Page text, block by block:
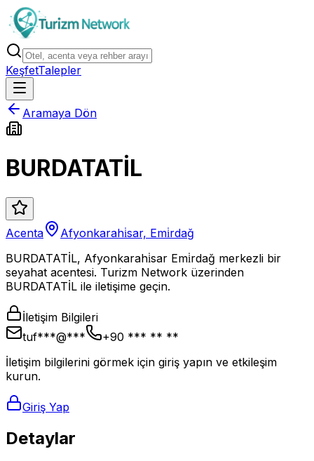
KeşfetTalepler
Aramaya Dön
BURDATATİL
Acenta
Afyonkarahi̇sar, Emi̇rdağ
BURDATATİL, Afyonkarahi̇sar Emi̇rdağ merkezli bir
seyahat acentesi. Turizm Network üzerinden
BURDATATİL ile iletişime geçin.
İletişim Bilgileri
tuf***@***
+90 *** ** **
İletişim bilgilerini görmek için giriş yapın ve etkileşim
kurun.
Giriş Yap
Detaylar